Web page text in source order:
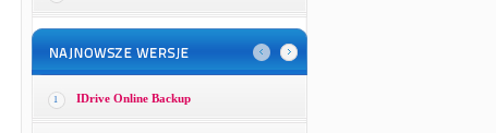
1 IDrive Online Backup